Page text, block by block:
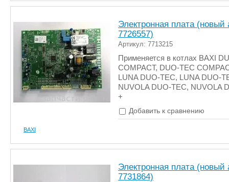
BAXI
Электронная плата (новый
7726557)
Артикул: 7713215
Применяется в котлах BAXI
COMPACT, DUO-TEC
LUNA DUO-TEC, LUNA DUO-
NUVOLA DUO-TEC, NUVOLA
+
Добавить к сравнению
Электронная плата (новый
7731864)